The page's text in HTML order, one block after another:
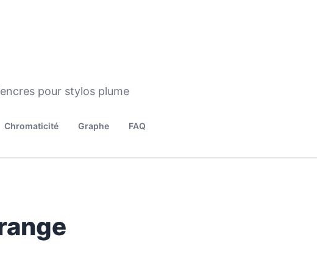
pour stylos plume
Chromaticité Graphe FAQ